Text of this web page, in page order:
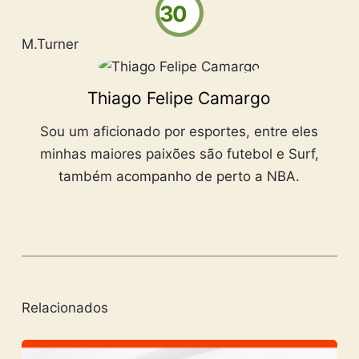
30
M.Turner
Thiago Felipe Camargo
Sou um aficionado por esportes, entre eles
minhas maiores paixões são futebol e Surf,
também acompanho de perto a NBA.
Relacionados